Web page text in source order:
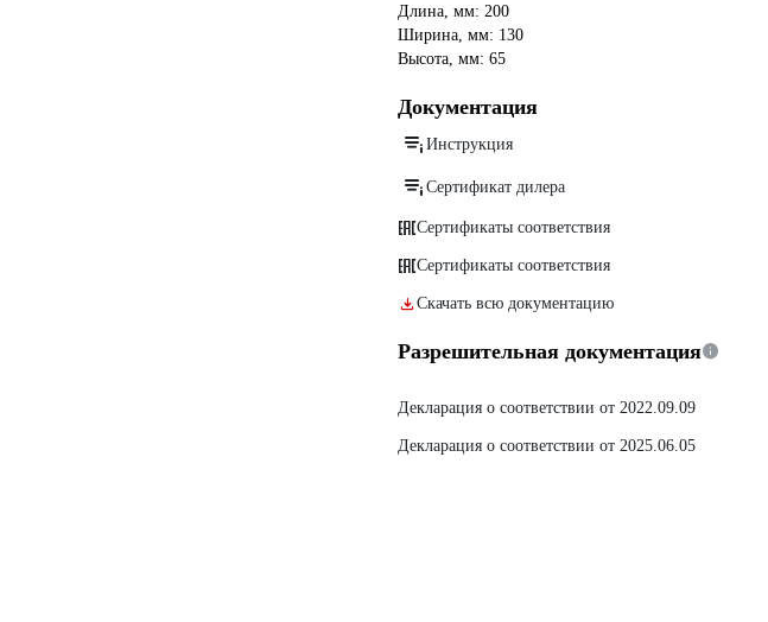
Длина, мм: 200
Ширина, мм: 130
Высота, мм: 65
Документация
Инструкция
Сертификат дилера
Сертификаты соответствия
Сертификаты соответствия
Скачать всю документацию
Разрешительная документация
Декларация о соответствии от 2022.09.09
Декларация о соответствии от 2025.06.05